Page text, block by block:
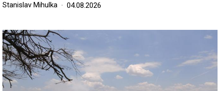
Stanislav Mihulka 04.08.2026
Image